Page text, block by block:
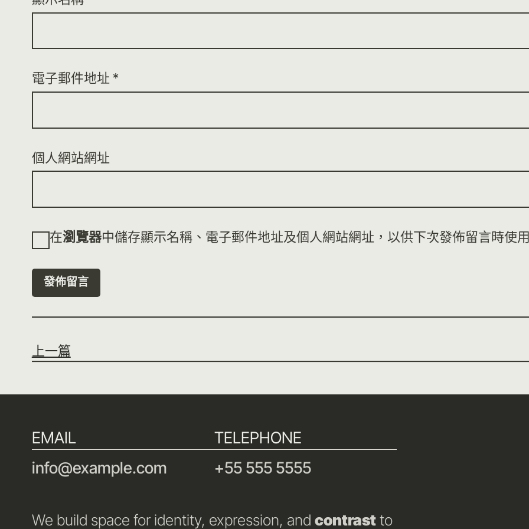
電子郵件地址 *
個人網站網址
在瀏覽器中儲存顯示名稱、電子郵件地址及個人網站網址，以供下次發佈留言時使
上一篇
EMAIL
info@example.com
TELEPHONE
+55 555 5555
We build space for identity, expression, and contrastto